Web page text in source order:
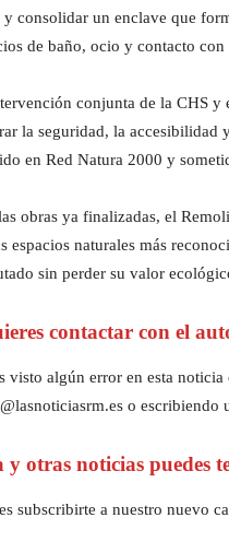
consolidar un enclave que
de baño, ocio y contacto con
conjunta de la CHS y
la seguridad, la accesibilidad
en Red Natura 2000 y
obras ya finalizadas, el
espacios naturales más
sin perder su valor
contactar con el
visto algún error en esta
o escribiendo
y otras noticias puedes
subscribirte a nuestro nuevo